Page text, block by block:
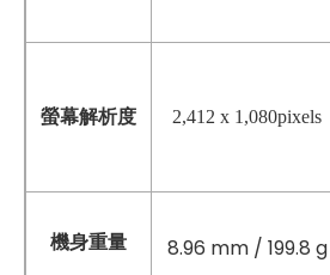
螢幕解析度 2,412 x 1,080pixels
機身重量 8.96 mm / 199.8 g